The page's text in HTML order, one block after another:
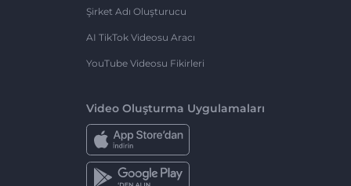
Şirket Adı Oluşturucu
AI TikTok Videosu Aracı
YouTube Videosu Fikirleri
Video Oluşturma Uygulamaları